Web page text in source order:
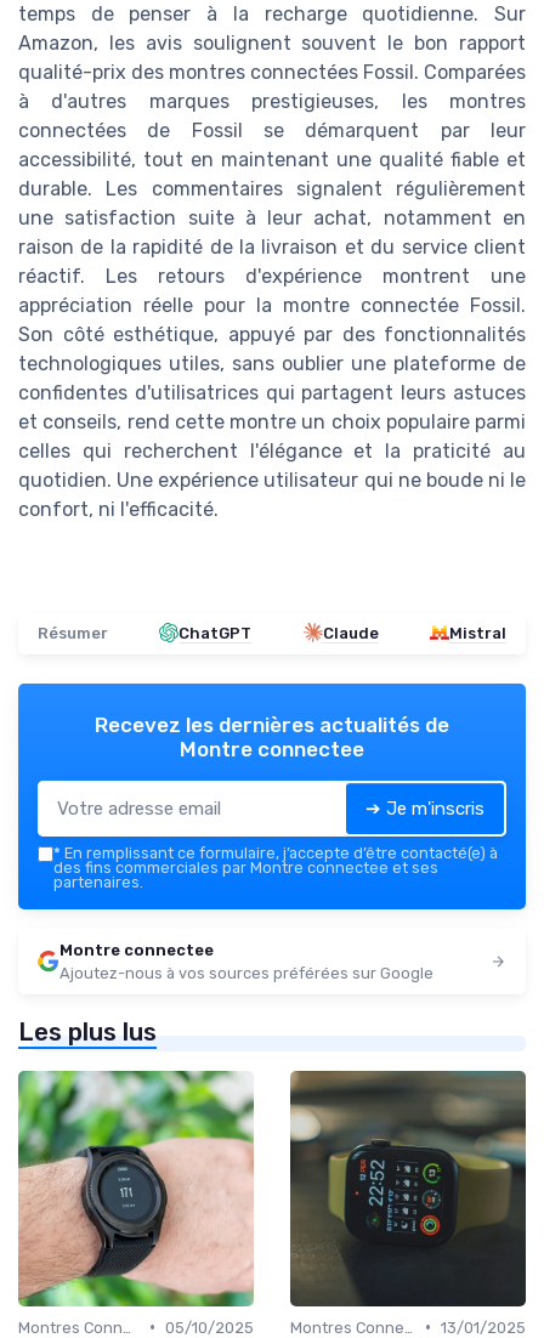
temps de penser à la recharge quotidienne. Sur
Amazon, les avis soulignent souvent le bon rapport
qualité-prix des montres connectées Fossil. Comparées
à d'autres marques prestigieuses, les montres
connectées de Fossil se démarquent par leur
accessibilité, tout en maintenant une qualité fiable et
durable. Les commentaires signalent régulièrement
une satisfaction suite à leur achat, notamment en
raison de la rapidité de la livraison et du service client
réactif. Les retours d'expérience montrent une
appréciation réelle pour la montre connectée Fossil.
Son côté esthétique, appuyé par des fonctionnalités
technologiques utiles, sans oublier une plateforme de
confidentes d'utilisatrices qui partagent leurs astuces
et conseils, rend cette montre un choix populaire parmi
celles qui recherchent l'élégance et la praticité au
quotidien. Une expérience utilisateur qui ne boude ni le
confort, ni l'efficacité.
Résumer ChatGPT Claude Mistral
Recevez les dernières actualités de
Montre connectee
➔ Je m'inscris
* En remplissant ce formulaire, j’accepte d’être contacté(e) à
des fins commerciales par Montre connectee et ses
partenaires.
Montre connectee
Ajoutez-nous à vos sources préférées sur Google
Les plus lus
• 05/10/2025 • 13/01/2025